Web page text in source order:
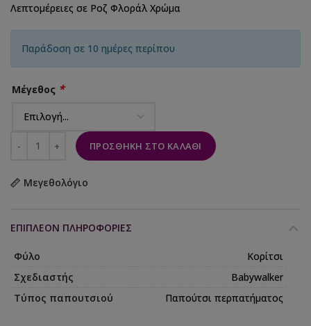
Λεπτομέρειες σε Ροζ Φλοράλ Χρώμα
Παράδοση σε 10 ημέρες περίπου
Μέγεθος *
ΠΡΟΣΘΉΚΗ ΣΤΟ ΚΑΛΆΘΙ
Μεγεθολόγιο
ΕΠΙΠΛΈΟΝ ΠΛΗΡΟΦΟΡΊΕΣ
Φύλο
Κορίτσι
Σχεδιαστής
Babywalker
Τύπος παπουτσιού
Παπούτσι περπατήματος